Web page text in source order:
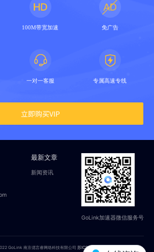
100M带宽加速 免广告
一对一客服 专属高速专线
立即购买VIP
最新文章
新闻资讯
GoLink加速器微信服务号
GoLink 南京偲言睿网络科技有限公司苏ICP备18014251号-2